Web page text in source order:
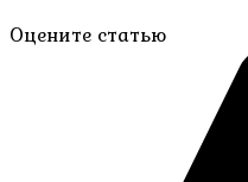
Оцените статью